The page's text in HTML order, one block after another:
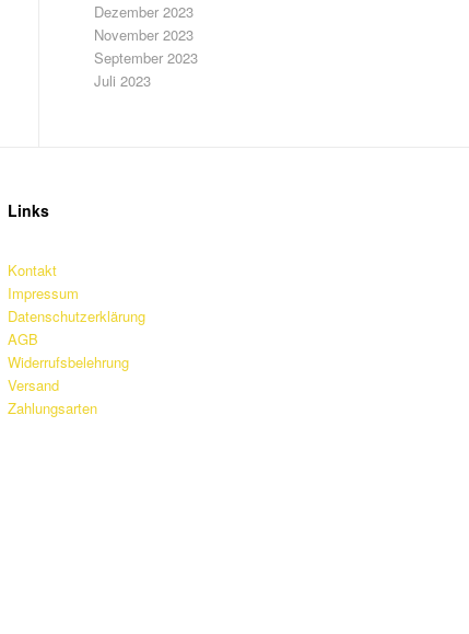
Dezember 2023
November 2023
September 2023
Juli 2023
Links
Kontakt
Impressum
Datenschutzerklärung
AGB
Widerrufsbelehrung
Versand
Zahlungsarten